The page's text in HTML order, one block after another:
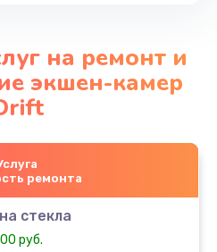
на ремонт и
экшен-камер
ремонта
стекла
руб.